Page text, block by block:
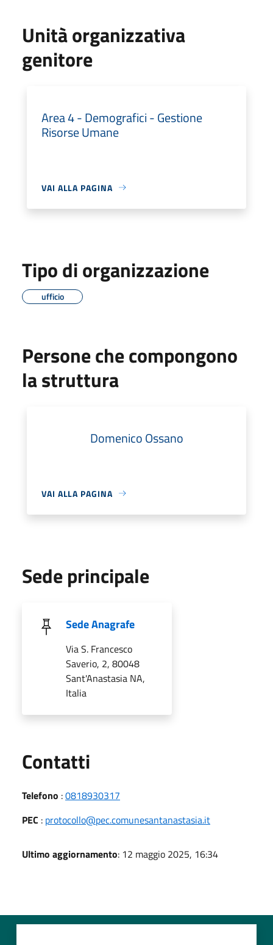
Unità organizzativa
genitore
Area 4 - Demografici - Gestione
Risorse Umane
VAI ALLA PAGINA
Tipo di organizzazione
ufficio
Persone che compongono
la struttura
Domenico Ossano
VAI ALLA PAGINA
Sede principale
Sede Anagrafe
Via S. Francesco
Saverio, 2, 80048
Sant'Anastasia NA,
Italia
Contatti
Telefono :0818930317
PEC : protocollo@pec.comunesantanastasia.it
Ultimo aggiornamento: 12 maggio 2025, 16:34